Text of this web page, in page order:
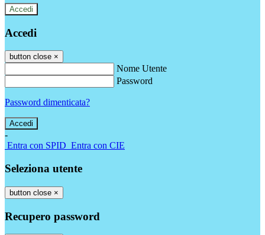
Accedi
Accedi
button close ×
Nome Utente
Password
Password dimenticata?
-
Entra con SPID Entra con CIE
Seleziona utente
button close ×
Recupero password